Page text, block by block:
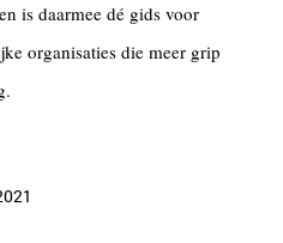
is daarmee dé gids voor
organisaties die meer grip